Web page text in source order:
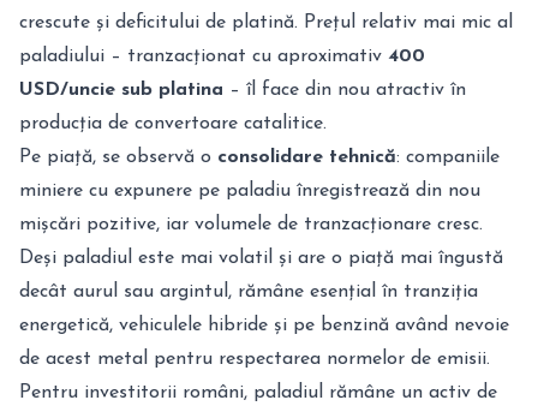
crescute și deficitului de platină. Prețul relativ mai mic al
paladiului – tranzacționat cu aproximativ 400
USD/uncie sub platina – îl face din nou atractiv în
producția de convertoare catalitice.
Pe piață, se observă o consolidare tehnică: companiile
miniere cu expunere pe paladiu înregistrează din nou
mișcări pozitive, iar volumele de tranzacționare cresc.
Deși paladiul este mai volatil și are o piață mai îngustă
decât aurul sau argintul, rămâne esențial în tranziția
energetică, vehiculele hibride și pe benzină având nevoie
de acest metal pentru respectarea normelor de emisii.
Pentru investitorii români, paladiul rămâne un activ de